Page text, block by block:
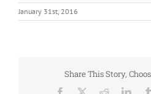
January 31st, 2016
Share This Story,
Facebook Reddit